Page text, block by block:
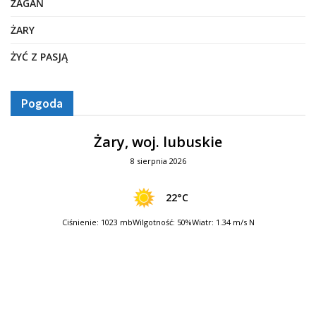
ŻAGAŃ
ŻARY
ŻYĆ Z PASJĄ
Pogoda
Żary, woj. lubuskie
8 sierpnia 2026
22°C
Ciśnienie: 1023 mbWilgotność: 50%Wiatr: 1.34 m/s N